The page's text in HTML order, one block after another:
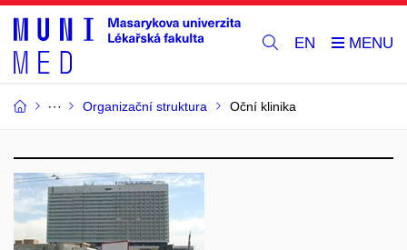
EN
Organizační struktura Oční klinika